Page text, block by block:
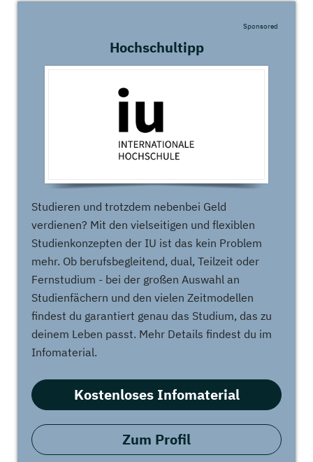
Hochschultipp
Sponsored
Studieren und trotzdem nebenbei Geld
verdienen? Mit den vielseitigen und flexiblen
Studienkonzepten der IU ist das kein Problem
mehr. Ob berufsbegleitend, dual, Teilzeit oder
Fernstudium - bei der großen Auswahl an
Studienfächern und den vielen Zeitmodellen
findest du garantiert genau das Studium, das zu
deinem Leben passt. Mehr Details findest du im
Infomaterial.
Kostenloses Infomaterial
Zum Profil